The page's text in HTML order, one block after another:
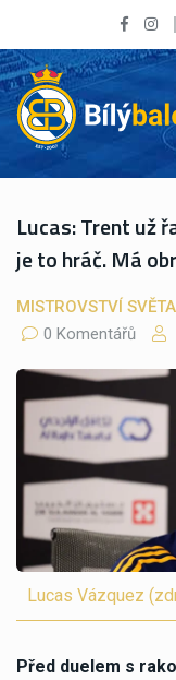
Lucas: Trent už
je to hráč. Má
MISTROVSTVÍ
0 Komentářů
Lucas Vázquez
Před duelem s